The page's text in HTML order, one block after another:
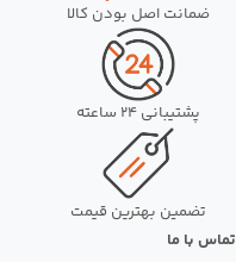
ضمانت اصل بودن کالا
پشتیبانی 24 ساعته
تضمین بهترین قیمت
تماس با ما